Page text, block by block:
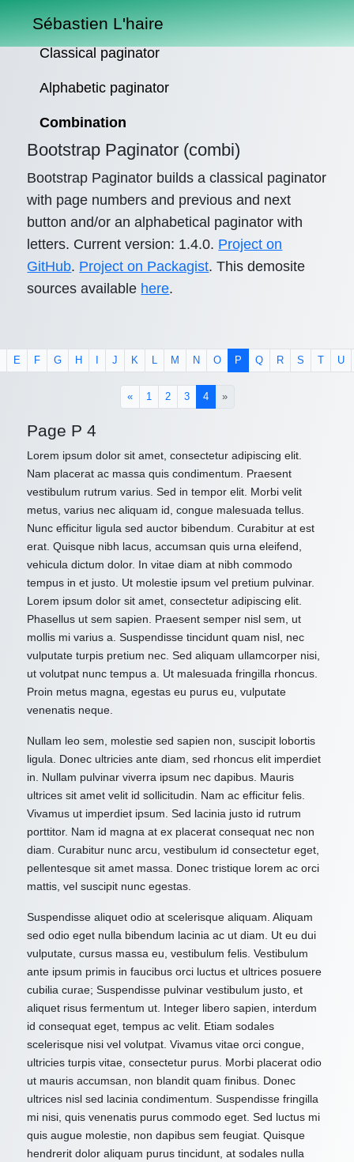
Sébastien L'haire
Classical paginator
Alphabetic paginator
Combination
Bootstrap Paginator (combi)
Bootstrap Paginator builds a classical paginator
with page numbers and previous and next
button and/or an alphabetical paginator with
letters. Current version: 1.4.0. Project on
GitHub. Project on Packagist. This demosite
sources available here.
E F G H J K L M N O P Q R S U
« 1 2 3 4(current)
»
Page P 4
Lorem ipsum dolor sit amet, consectetur adipiscing elit.
Nam placerat ac massa quis condimentum. Praesent
vestibulum rutrum varius. Sed in tempor elit. Morbi velit
metus, varius nec aliquam id, congue malesuada tellus.
Nunc efficitur ligula sed auctor bibendum. Curabitur at est
erat. Quisque nibh lacus, accumsan quis urna eleifend,
vehicula dictum dolor. In vitae diam at nibh commodo
tempus in et justo. Ut molestie ipsum vel pretium pulvinar.
Lorem ipsum dolor sit amet, consectetur adipiscing elit.
Phasellus ut sem sapien. Praesent semper nisl sem, ut
mollis mi varius a. Suspendisse tincidunt quam nisl, nec
vulputate turpis pretium nec. Sed aliquam ullamcorper nisi,
ut volutpat nunc tempus a. Ut malesuada fringilla rhoncus.
Proin metus magna, egestas eu purus eu, vulputate
venenatis neque.
Nullam leo sem, molestie sed sapien non, suscipit lobortis
ligula. Donec ultricies ante diam, sed rhoncus elit imperdiet
in. Nullam pulvinar viverra ipsum nec dapibus. Mauris
ultrices sit amet velit id sollicitudin. Nam ac efficitur felis.
Vivamus ut imperdiet ipsum. Sed lacinia justo id rutrum
porttitor. Nam id magna at ex placerat consequat nec non
diam. Curabitur nunc arcu, vestibulum id consectetur eget,
pellentesque sit amet massa. Donec tristique lorem ac orci
mattis, vel suscipit nunc egestas.
Suspendisse aliquet odio at scelerisque aliquam. Aliquam
sed odio eget nulla bibendum lacinia ac ut diam. Ut eu dui
vulputate, cursus massa eu, vestibulum felis. Vestibulum
ante ipsum primis in faucibus orci luctus et ultrices posuere
cubilia curae; Suspendisse pulvinar vestibulum justo, et
aliquet risus fermentum ut. Integer libero sapien, interdum
id consequat eget, tempus ac velit. Etiam sodales
scelerisque nisi vel volutpat. Vivamus vitae orci congue,
ultricies turpis vitae, consectetur purus. Morbi placerat odio
ut mauris accumsan, non blandit quam finibus. Donec
ultrices nisl sed lacinia condimentum. Suspendisse fringilla
mi nisi, quis venenatis purus commodo eget. Sed luctus mi
quis augue molestie, non dapibus sem feugiat. Quisque
hendrerit dolor aliquam purus tincidunt, at sodales nulla